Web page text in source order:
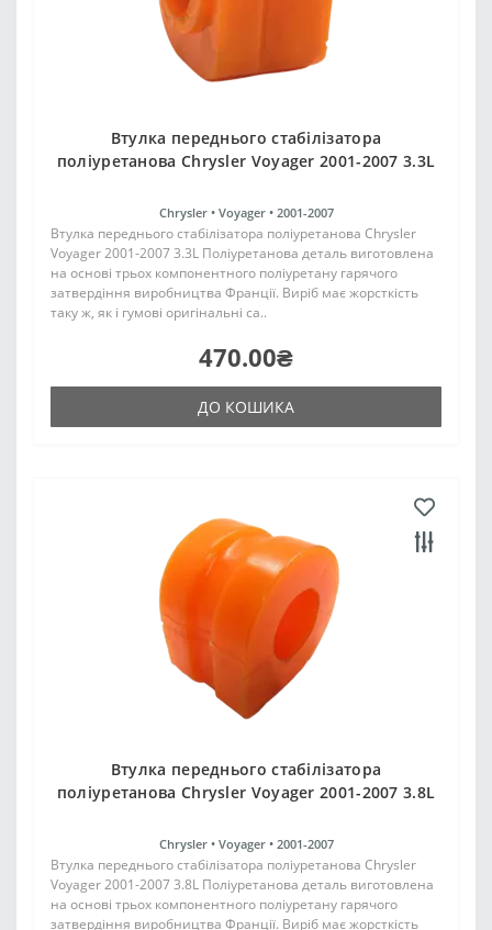
Втулка переднього стабілізатора
поліуретанова Chrysler Voyager 2001-2007 3.3L
Chrysler • Voyager • 2001-2007
Втулка переднього стабілізатора поліуретанова Chrysler
Voyager 2001-2007 3.3L Поліуретанова деталь виготовлена
на основі трьох компонентного поліуретану гарячого
затвердіння виробництва Франції. Виріб має жорсткість
таку ж, як і гумові оригінальні са..
470.00₴
ДО КОШИКА
Втулка переднього стабілізатора
поліуретанова Chrysler Voyager 2001-2007 3.8L
Chrysler • Voyager • 2001-2007
Втулка переднього стабілізатора поліуретанова Chrysler
Voyager 2001-2007 3.8L Поліуретанова деталь виготовлена
на основі трьох компонентного поліуретану гарячого
затвердіння виробництва Франції. Виріб має жорсткість